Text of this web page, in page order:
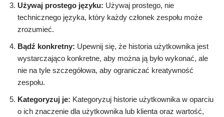
Używaj prostego języku: Używaj prostego, nie
technicznego języka, który każdy członek zespołu może
zrozumieć.
Bądź konkretny: Upewnij się, że historia użytkownika jest
wystarczająco konkretne, aby można ją było wykonać, ale
nie na tyle szczegółowa, aby ograniczać kreatywność
zespołu.
Kategoryzuj je: Kategoryzuj historie użytkownika w oparciu
o ich znaczenie dla użytkownika lub klienta oraz wartość,